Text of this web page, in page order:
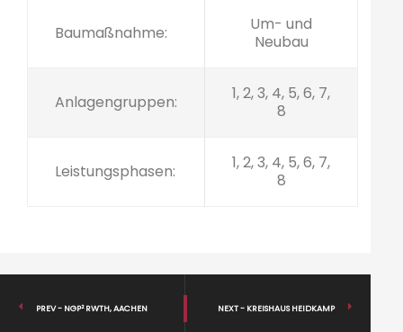
Baumaßnahme:
Um- und
Neubau
Anlagengruppen:
1, 2, 3, 4, 5, 6, 7,
8
Leistungsphasen:
1, 2, 3, 4, 5, 6, 7,
8
PREV - NGP² RWTH, AACHEN NEXT - KREISHAUS HEIDKAMP